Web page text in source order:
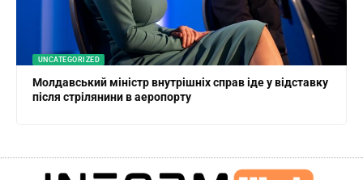
UNCATEGORIZED
Молдавський міністр внутрішніх справ іде у відставку
після стрілянини в аеропорту